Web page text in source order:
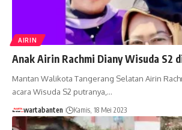
AIRIN
Anak Airin Rachmi Diany Wisuda S2
Mantan Walikota Tangerang Selatan Airin
acara Wisuda S2 putranya,…
wartabanten Kamis, 18 Mei 2023